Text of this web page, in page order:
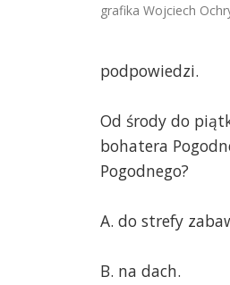
grafika Wojciech
podpowiedzi.
Od środy do
bohatera
Pogodnego?
A. do strefy
B. na dach.